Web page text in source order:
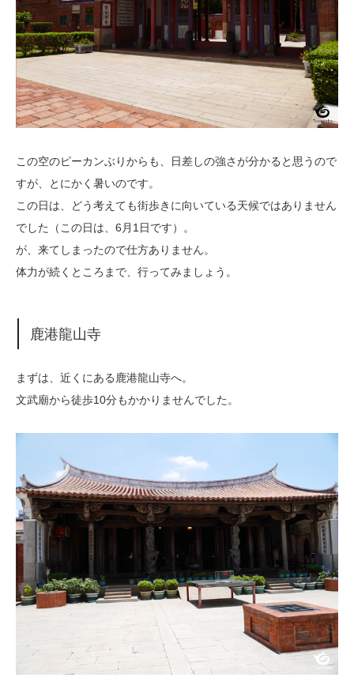
この空のピーカンぶりからも、日差しの強さが分かると思うので
すが、とにかく暑いのです。
この日は、どう考えても街歩きに向いている天候ではありません
でした（この日は、6月1日です）。
が、来てしまったので仕方ありません。
体力が続くところまで、行ってみましょう。
鹿港龍山寺
まずは、近くにある鹿港龍山寺へ。
文武廟から徒歩10分もかかりませんでした。